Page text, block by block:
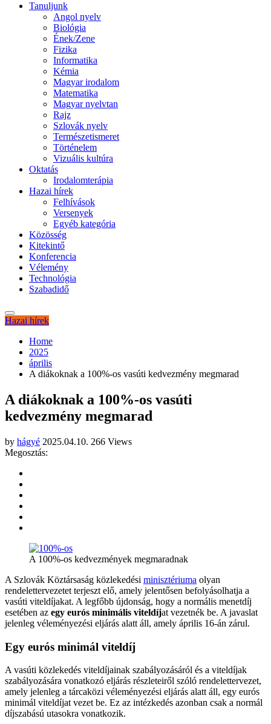
Tanuljunk
Angol nyelv
Biológia
Ének/Zene
Fizika
Informatika
Kémia
Magyar irodalom
Matematika
Magyar nyelvtan
Rajz
Szlovák nyelv
Természetismeret
Történelem
Vizuális kultúra
Oktatás
Irodalomterápia
Hazai hírek
Felhívások
Versenyek
Egyéb kategória
Közösség
Kitekintő
Konferencia
Vélemény
Technológia
Szabadidő
Hazai hírek
Home
2025
április
A diákoknak a 100%-os vasúti kedvezmény megmarad
A diákoknak a 100%-os vasúti
kedvezmény megmarad
by hágyé 2025.04.10. 266 Views
Megosztás:
A 100%-os kedvezmények megmaradnak
A Szlovák Köztársaság közlekedési minisztériuma olyan
rendelettervezetet terjeszt elő, amely jelentősen befolyásolhatja a
vasúti viteldíjakat. A legfőbb újdonság, hogy a normális menetdíj
esetében az egy eurós minimális viteldíjat vezetnék be. A javaslat
jelenleg véleményezési eljárás alatt áll, amely április 16-án zárul.
Egy eurós minimál viteldíj
A vasúti közlekedés viteldíjainak szabályozásáról és a viteldíjak
szabályozására vonatkozó eljárás részleteiről szóló rendelettervezet,
amely jelenleg a tárcaközi véleményezési eljárás alatt áll, egy eurós
minimál viteldíjat vezet be. Ez az intézkedés azonban csak a normál
díjszabású utasokra vonatkozik.